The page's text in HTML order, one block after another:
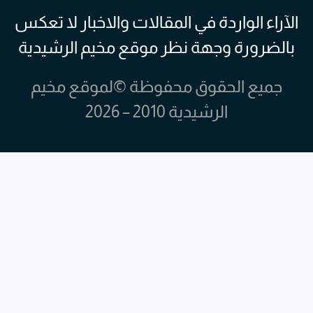
الآراء الواردة في المقالات والاخبار لا تعكس
بالضرورة وجهة نظر موقع مخيم الرشيدية
جميع الحقوق محفوظة ©لموقع مخيم
الرشيدية 2010 – 2026